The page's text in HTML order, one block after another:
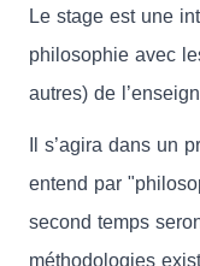
Le stage est une
philosophie avec
autres) de
Il s’agira dans un
entend par
second temps
méthodologies